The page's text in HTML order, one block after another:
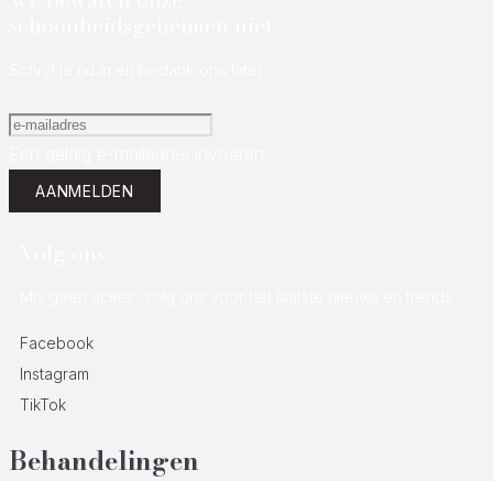
AANMELDEN
Facebook
Instagram
TikTok
Behandelingen